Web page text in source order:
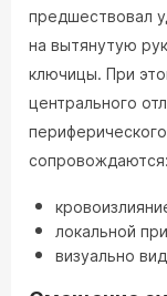
предшествовал
на вытянутую
ключицы. При
центрального
сопровождаются:
локальной
визуально